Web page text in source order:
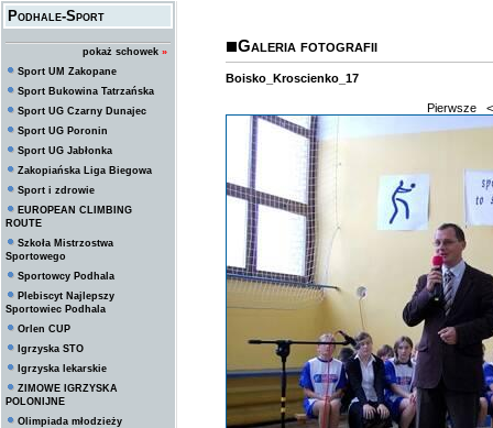
Podhale-Sport
pokaż schowek »
Sport UM Zakopane
Sport Bukowina Tatrzańska
Sport UG Czarny Dunajec
Sport UG Poronin
Sport UG Jabłonka
Zakopiańska Liga Biegowa
Sport i zdrowie
EUROPEAN CLIMBING
ROUTE
Szkoła Mistrzostwa
Sportowego
Sportowcy Podhala
Plebiscyt Najlepszy
Sportowiec Podhala
Orlen CUP
Igrzyska STO
Igrzyska lekarskie
ZIMOWE IGRZYSKA
POLONIJNE
Olimpiada młodzieży
Galeria fotografii
Boisko_Kroscienko_17
Pierwsze